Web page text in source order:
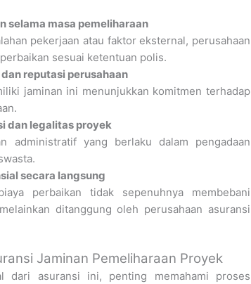
selama masa pemeliharaan
pekerjaan atau faktor eksternal, perusahaan
sesuai ketentuan polis.
reputasi perusahaan
jaminan ini menunjukkan komitmen terhadap
dan legalitas proyek
administratif yang berlaku dalam pengadaan
secara langsung
perbaikan tidak sepenuhnya membebani
ditanggung oleh perusahaan asuransi
Jaminan Pemeliharaan Proyek
dari asuransi ini, penting memahami proses